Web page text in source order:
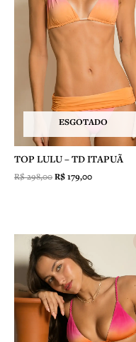
ESGOTADO
TOP LULU – TD ITAPUÃ
R$298,00 R$ 179,00
O
preço
original
era:
R$ 298,00.
atual
é:
R$ 179,00.